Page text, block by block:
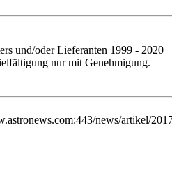
und/oder Lieferanten 1999 - 2020
nur mit Genehmigung.
news/artikel/